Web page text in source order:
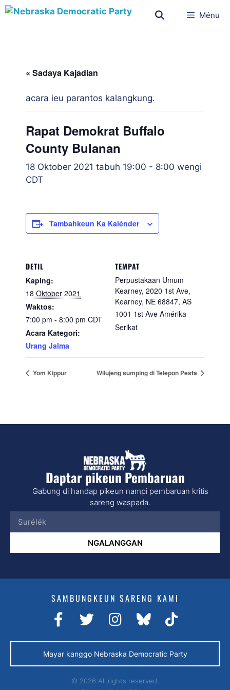
Ménu
« Sadaya Kajadian
acara ieu parantos kalangkung.
Rapat Demokrat Buffalo
County Bulanan
18 Oktober 2021 tabuh 19:00 - 8:00 wengi
CDT
Tambahkeun Ka Kalénder
DETIL
Kaping:
18 Oktober 2021
Waktos:
7:00 pm - 8:00 pm CDT
Acara Kategori:
Urang Jalma
TEMPAT
Perpustakaan Umum
Kearney, 2020 1st Ave,
Kearney, NE 68847, AS
1001 1st Ave Amérika
Serikat
Yom Kippur Wilujeng sumping di Telepon Pesta
Daptar pikeun Pembaruan
Gabung di handap pikeun nampi pembaruan kritis
sareng waspada.
NGALANGGAN
SAMBUNGKEUN SARENG KAMI
Mayar kanggo Nebraska Democratic Party
© 2026 All rights reserved.